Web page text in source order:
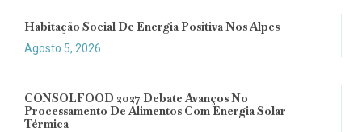
Habitação Social De Energia Positiva Nos Alpes
Agosto 5, 2026
CONSOLFOOD 2027 Debate Avanços No
Processamento De Alimentos Com Energia Solar
Térmica